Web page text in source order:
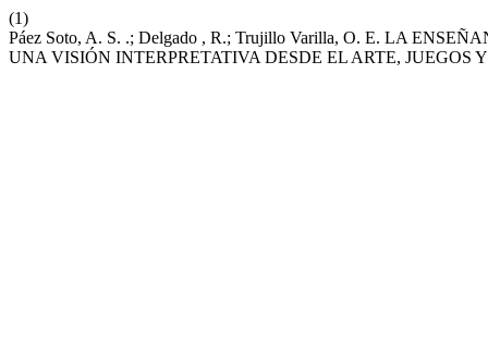
(1)
Páez Soto, A. S. .; Delgado , R.; Trujillo Varilla, O. E. LA
UNA VISIÓN INTERPRETATIVA DESDE EL ARTE, JUEGOS